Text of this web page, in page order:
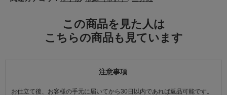
この商品を見た人は
こちらの商品も見ています
注意事項
お仕立て後、お客様の手元に届いてから30日以内であれば返品可能です。